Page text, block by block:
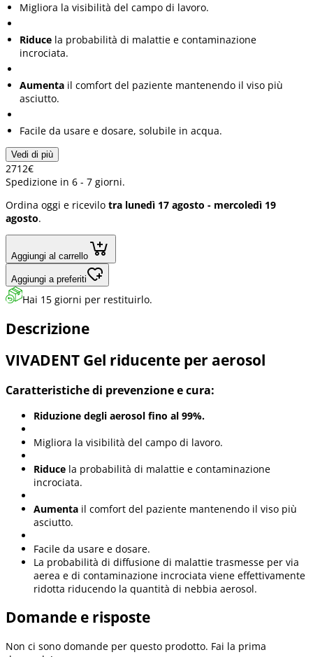
Migliora la visibilità del campo di lavoro.
Riduce la probabilità di malattie e contaminazione
incrociata.
Aumenta il comfort del paziente mantenendo il viso più
asciutto.
Facile da usare e dosare, solubile in acqua.
Vedi di più
2712€
Spedizione in 6 - 7 giorni.
Ordina oggi e ricevilo tra lunedì 17 agosto - mercoledì 19
agosto.
Aggiungi al carrello
Aggiungi a preferiti
Hai 15 giorni per restituirlo.
Descrizione
VIVADENT Gel riducente per aerosol
Caratteristiche di prevenzione e cura:
Riduzione degli aerosol fino al 99%.
Migliora la visibilità del campo di lavoro.
Riduce la probabilità di malattie e contaminazione
incrociata.
Aumenta il comfort del paziente mantenendo il viso più
asciutto.
Facile da usare e dosare.
La probabilità di diffusione di malattie trasmesse per via
aerea e di contaminazione incrociata viene effettivamente
ridotta riducendo la quantità di nebbia aerosol.
Domande e risposte
Non ci sono domande per questo prodotto. Fai la prima